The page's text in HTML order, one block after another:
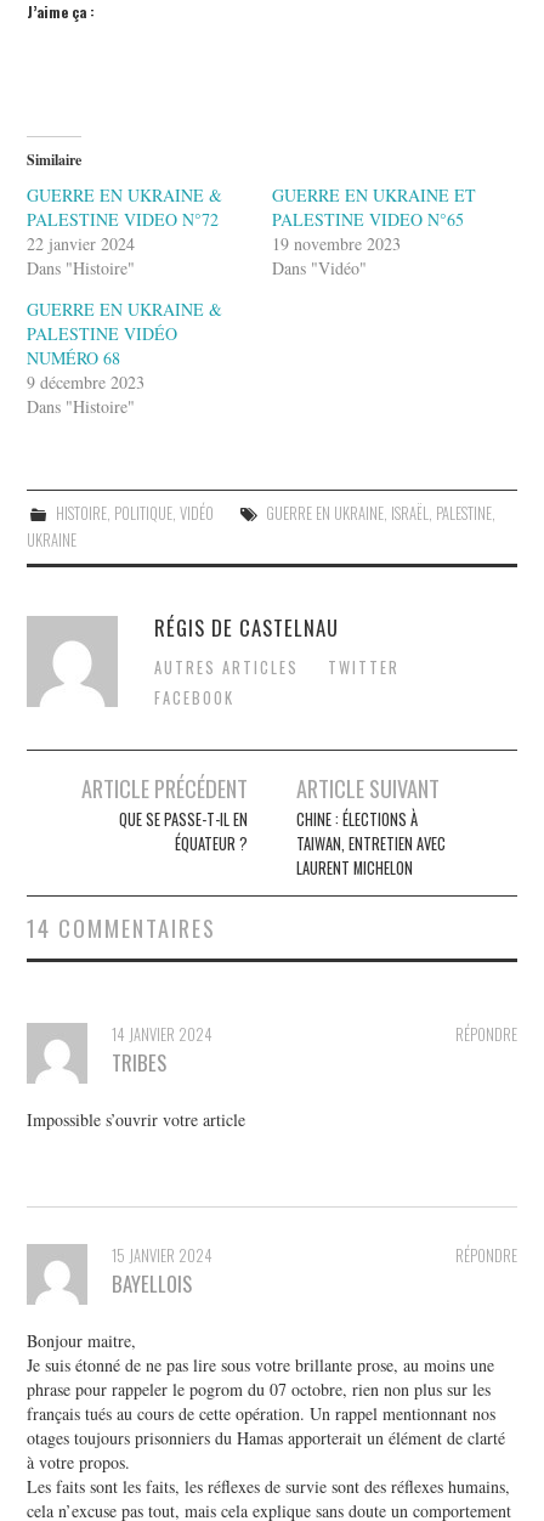
J’aime ça :
Similaire
GUERRE EN UKRAINE &
PALESTINE VIDEO N°72
22 janvier 2024
Dans "Histoire"
GUERRE EN UKRAINE ET
PALESTINE VIDEO N°65
19 novembre 2023
Dans "Vidéo"
GUERRE EN UKRAINE &
PALESTINE VIDÉO
NUMÉRO 68
9 décembre 2023
Dans "Histoire"
HISTOIRE, POLITIQUE, VIDÉO GUERRE EN UKRAINE, ISRAËL, PALESTINE,
UKRAINE
RÉGIS DE CASTELNAU
AUTRES ARTICLES
TWITTER
FACEBOOK
navigation
ARTICLE PRÉCÉDENT
QUE SE PASSE-T-IL EN
ÉQUATEUR ?
ARTICLE SUIVANT
CHINE : ÉLECTIONS À
TAIWAN, ENTRETIEN AVEC
LAURENT MICHELON
14 COMMENTAIRES
RÉPONDRE
14 JANVIER 2024
TRIBES
Impossible s’ouvrir votre article
RÉPONDRE
15 JANVIER 2024
BAYELLOIS
Bonjour maitre,
Je suis étonné de ne pas lire sous votre brillante prose, au moins une
phrase pour rappeler le pogrom du 07 octobre, rien non plus sur les
français tués au cours de cette opération. Un rappel mentionnant nos
otages toujours prisonniers du Hamas apporterait un élément de clarté
à votre propos.
Les faits sont les faits, les réflexes de survie sont des réflexes humains,
cela n’excuse pas tout, mais cela explique sans doute un comportement